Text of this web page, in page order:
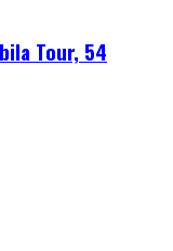
Tour, 54